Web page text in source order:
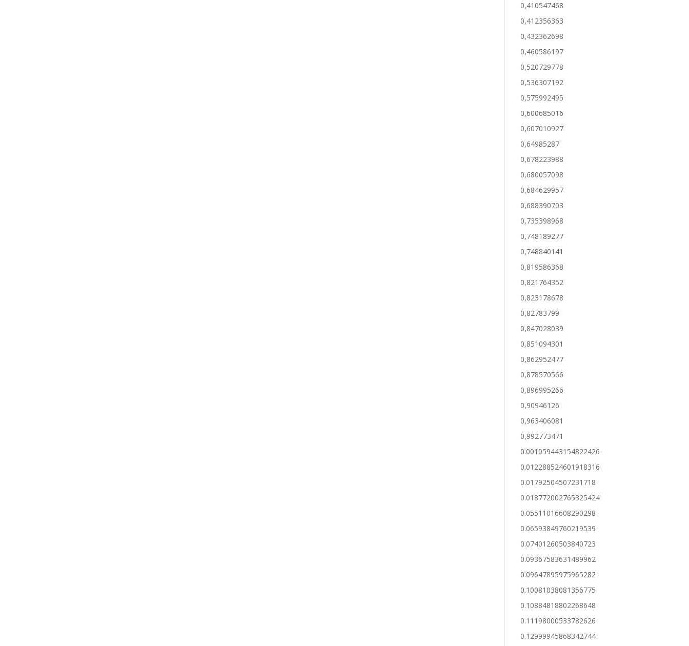
0,410547468
0,412356363
0,432362698
0,460586197
0,520729778
0,536307192
0,575992495
0,600685016
0,607010927
0,64985287
0,678223988
0,680057098
0,684629957
0,688390703
0,735398968
0,748189277
0,748840141
0,819586368
0,821764352
0,823178678
0,82783799
0,847028039
0,851094301
0,862952477
0,878570566
0,896995266
0,90946126
0,963406081
0,992773471
0.001059443154822426
0.012288524601918316
0.01792504507231718
0.018772002765325424
0.05511016608290298
0.06593849760219539
0.07401260503840723
0.09367583631489962
0.09647895975965282
0.10081038081356775
0.10884818802268648
0.11198000533782626
0.12999945868342744